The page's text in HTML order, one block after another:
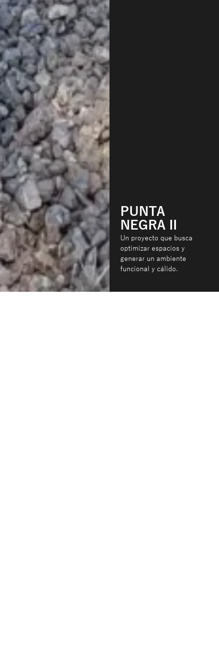
PUNTA
NEGRA II
Un proyecto que busca
optimizar espacios y
generar un ambiente
funcional y cálido.